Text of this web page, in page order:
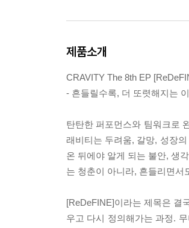
제품소개
CRAVITY The 8th EP
- 흔들릴수록, 더 또렷해지는
탄탄한 퍼포먼스와 팀워크로
래비티는 두려움, 갈망, 성장
온 뒤에야 알게 되는 불안, 생
는 청춘이 아니라, 흔들리면서
[ReDeFINE]이라는 제목은 결
우고 다시 정의해가는 과정.